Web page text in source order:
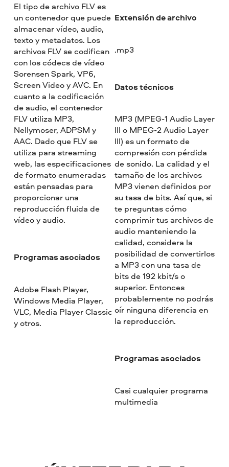
El tipo de archivo FLV es
un contenedor que puede
almacenar vídeo, audio,
texto y metadatos. Los
archivos FLV se codifican
con los códecs de vídeo
Sorensen Spark, VP6,
Screen Video y AVC. En
cuanto a la codificación
de audio, el contenedor
FLV utiliza MP3,
Nellymoser, ADPSM y
AAC. Dado que FLV se
utiliza para streaming
web, las especificaciones
de formato enumeradas
están pensadas para
proporcionar una
reproducción fluida de
vídeo y audio.
Programas asociados
Adobe Flash Player,
Windows Media Player,
VLC, Media Player Classic
y otros.
Extensión de archivo
.mp3
Datos técnicos
MP3 (MPEG-1 Audio Layer
III o MPEG-2 Audio Layer
III) es un formato de
compresión con pérdida
de sonido. La calidad y el
tamaño de los archivos
MP3 vienen definidos por
su tasa de bits. Así que, si
te preguntas cómo
comprimir tus archivos de
audio manteniendo la
calidad, considera la
posibilidad de convertirlos
a MP3 con una tasa de
bits de 192 kbit/s o
superior. Entonces
probablemente no podrás
oír ninguna diferencia en
la reproducción.
Programas asociados
Casi cualquier programa
multimedia